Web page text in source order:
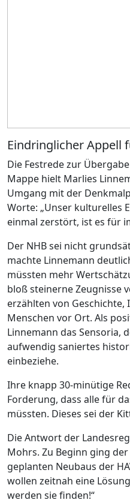
Eindringlicher Appell
Die Festrede zur
Mappe hielt Marlies
Umgang mit der
Worte: „Unser kulturelles
einmal zerstört, ist es für
Der NHB sei nicht
machte Linnemann
müssten mehr
bloß steinerne Zeugnisse
erzählten von
Menschen vor Ort. Als
Linnemann das Sensoria,
aufwendig saniertes
einbeziehe.
Ihre knapp 30-minütige
Forderung, dass alle für
müssten. Dieses sei der
Die Antwort der
Mohrs. Zu Beginn ging
geplanten Neubaus der
wollen zeitnah eine
werden sie finden!“